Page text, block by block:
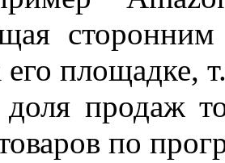
сторонним
площадке,
продаж
по